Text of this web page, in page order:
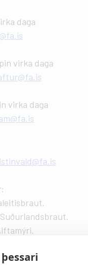
daga
virka daga
virka daga
: